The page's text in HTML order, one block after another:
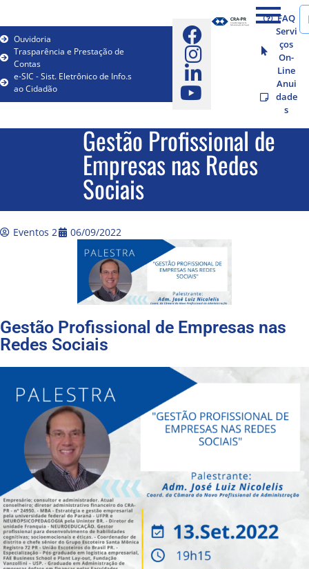
Ouvidoria
Trasparência e Prestação de
Contas
e-SIC - Sist. Eletrônico de Info.s
ao Cidadão
FAQ
Servi
ços
On-
Line
Anui
dade
s
Gestão Profissional de
Empresas nas Redes
Sociais
Eventos 2 06/09/2022
Gestão Profissional de Empresas nas
Redes Sociais